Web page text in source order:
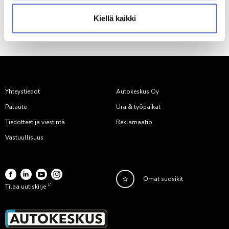
Kiellä kaikki
Yhteystiedot
Autokeskus Oy
Palaute
Ura & työpaikat
Tiedotteet ja viestintä
Reklamaatio
Vastuullisuus
Tilaa uutiskirje
Omat suosikit